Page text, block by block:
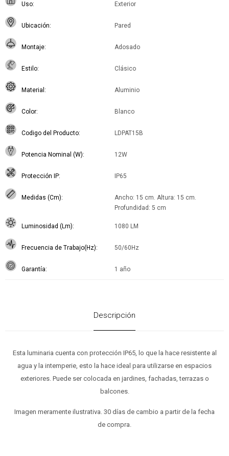
Uso Exterior
Ubicación Pared
Montaje Adosado
Estilo Clásico
Material Aluminio
Color Blanco
Codigo del Producto LDPAT15B
Potencia Nominal (W) 12W
Protección IP IP65
Medidas (Cm)
Ancho: 15 cm. Altura: 15 cm.
Profundidad: 5 cm
Luminosidad (Lm) 1080 LM
Frecuencia de Trabajo(Hz) 50/60Hz
Garantía 1 año
Descripción
Esta luminaria cuenta con protección IP65, lo que la hace resistente al
agua y la intemperie, esto la hace ideal para utilizarse en espacios
exteriores. Puede ser colocada en jardines, fachadas, terrazas o
balcones.
Imagen meramente ilustrativa. 30 días de cambio a partir de la fecha
de compra.